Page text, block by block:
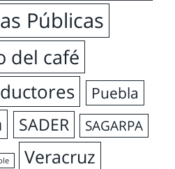
Públicas
del café
Puebla
SADER SAGARPA
Veracruz